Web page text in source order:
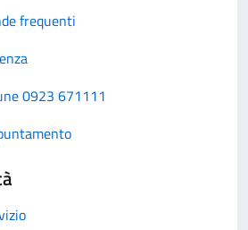
frequenti
0923 671111